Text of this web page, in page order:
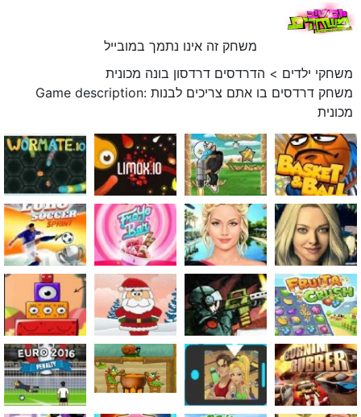
משחק זה אינו נתמך במובייל
משחקי ילדים > הדרדסים דרדסון בונה מכונית
Game description: משחק דרדסים בו אתם צריכים לבנות
מכונית